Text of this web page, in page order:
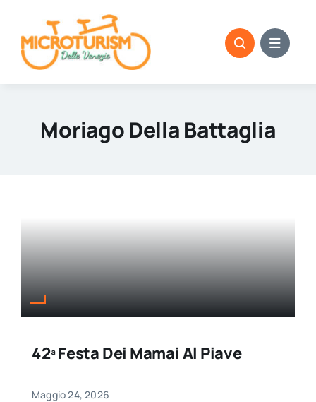
content
Moriago Della Battaglia
42ª Festa Dei Mamai Al Piave
Maggio 24, 2026